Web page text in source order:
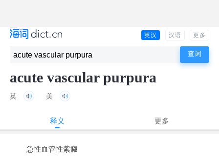
英汉 汉语 更多
acute vascular purpura
英 美
释义 更多
急性血管性紫癜